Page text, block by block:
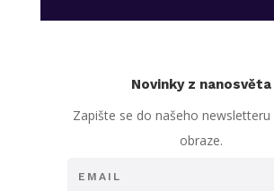
Novinky z nanosvěta
Zapište se do našeho
obraze.